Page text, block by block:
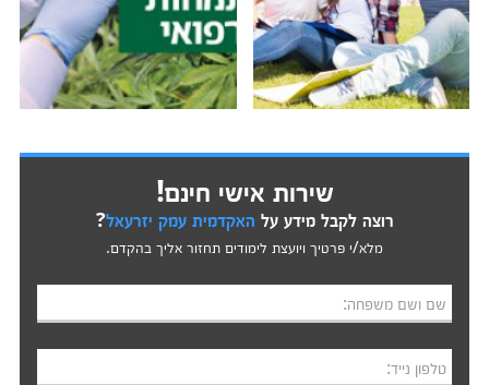
שירות אישי חינם!
רוצה לקבל מידע על האקדמית עמק יזרעאל?
מלא/י פרטיך ויועצת לימודים תחזור אליך בהקדם.
שם ושם משפחה:
טלפון נייד: